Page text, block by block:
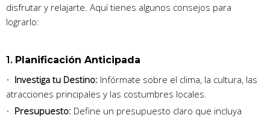
disfrutar y relajarte. Aquí tienes algunos consejos para
lograrlo:
1. Planificación Anticipada
Investiga tu Destino: Infórmate sobre el clima, la cultura, las
atracciones principales y las costumbres locales.
Presupuesto: Define un presupuesto claro que incluya